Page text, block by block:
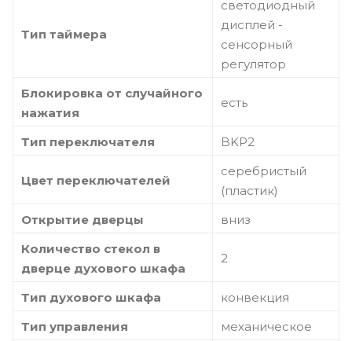
Тип таймера
светодиодный
дисплей -
сенсорный
регулятор
Блокировка от случайного
нажатия
есть
Тип переключателя BKP2
Цвет переключателей
серебристый
(пластик)
Открытие дверцы
вниз
Количество стекол в
дверце духового шкафа
2
Тип духового шкафа
конвекция
Тип управления
механическое